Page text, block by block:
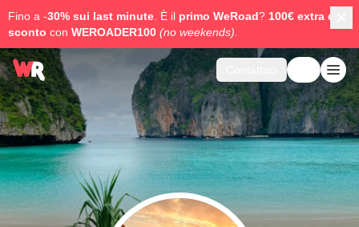
Fino a -30% sui last minute . È il primo WeRoad? 100€ extra di
sconto con WEROADER100 (no weekends).